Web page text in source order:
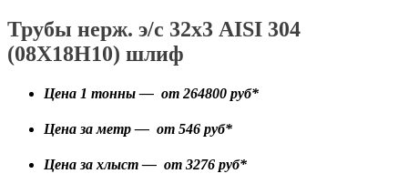
Трубы нерж. э/с 32х3 AISI 304
(08X18H10) шлиф
Цена 1 тонны — от 264800 руб*
Цена за метр — от 546 руб*
Цена за хлыст — от 3276 руб*